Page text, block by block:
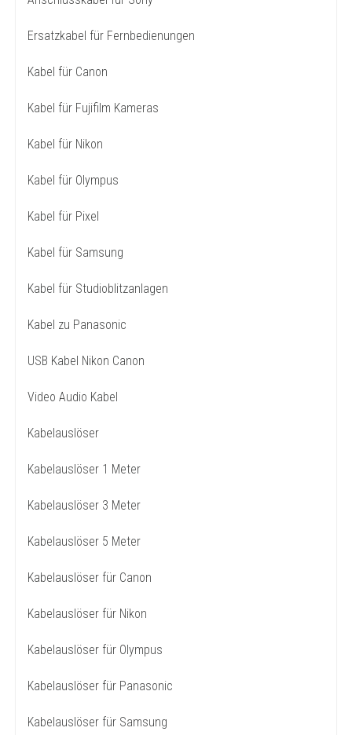
Ersatzkabel für Fernbedienungen
Kabel für Canon
Kabel für Fujifilm Kameras
Kabel für Nikon
Kabel für Olympus
Kabel für Pixel
Kabel für Samsung
Kabel für Studioblitzanlagen
Kabel zu Panasonic
USB Kabel Nikon Canon
Video Audio Kabel
Kabelauslöser
Kabelauslöser 1 Meter
Kabelauslöser 3 Meter
Kabelauslöser 5 Meter
Kabelauslöser für Canon
Kabelauslöser für Nikon
Kabelauslöser für Olympus
Kabelauslöser für Panasonic
Kabelauslöser für Samsung